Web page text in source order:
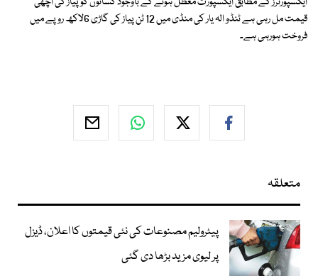
قیمت مل رہی ہے ٹنڈو الہ یار کی منڈی میں 12 ٹن پیاز کی گاڑی 6لاکھ روپے میں
فروخت ہورہی ہے۔
متعلقہ
پیٹرولیم مصنوعات کی نئی قیمتوں کا اعلان، ڈیزل
پر لیوی مزید بڑھا دی گئی